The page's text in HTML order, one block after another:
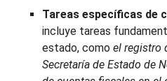
Tareas específicas de
incluye tareas
estado, como el registro
Secretaría de Estado de